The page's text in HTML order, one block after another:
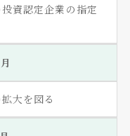
資認定企業の指定
大を図る